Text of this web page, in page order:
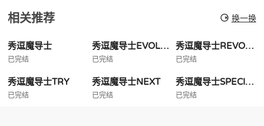
相关推荐 换一换
秀逗魔导士
已完结
秀逗魔导士EVOLUTIONR
已完结
秀逗魔导士REVOLUTION
已完结
秀逗魔导士TRY
已完结
秀逗魔导士NEXT
已完结
秀逗魔导士SPECIAL
已完结